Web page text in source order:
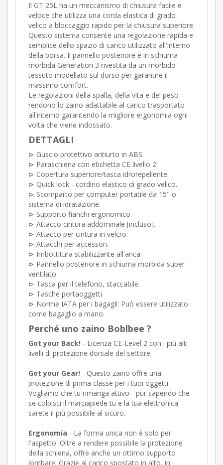
Il GT 25L ha un meccanismo di chiusura facile e
veloce che utilizza una corda elastica di grado
velico a bloccaggio rapido per la chiusura superiore.
Questo sistema consente una regolazione rapida e
semplice dello spazio di carico utilizzato all'interno
della borsa. Il pannello posteriore è in schiuma
morbida Generation 3 rivestita da un morbido
tessuto modellato sul dorso per garantire il
massimo comfort.
Le regolazioni della spalla, della vita e del peso
rendono lo zaino adattabile al carico trasportato
all'interno garantendo la migliore ergonomia ogni
volta che viene indossato.
DETTAGLI
⊳ Guscio protettivo antiurto in ABS.
⊳ Paraschiena con etichetta CE livello 2.
⊳ Copertura superiore/tasca idrorepellente.
⊳ Quick lock - cordino elastico di grado velico.
⊳ Scomparto per computer portatile da 15" o
sistema di idratazione.
⊳ Supporto fianchi ergonomico.
⊳ Attacco cintura addominale [incluso].
⊳ Attacco per cintura in velcro.
⊳ Attacchi per accessori.
⊳ Imbottitura stabilizzante all'anca.
⊳ Pannello posteriore in schiuma morbida super
ventilato.
⊳ Tasca per il telefono, staccabile.
⊳ Tasche portaoggetti.
⊳ Norme IATA per i bagagli: Può essere utilizzato
come bagaglio a mano.
Perché uno zaino Boblbee ?
Got your Back! - Licenza CE-Level 2 con i più alti
livelli di protezione dorsale del settore.
Got your Gear! - Questo zaino offre una
protezione di prima classe per i tuoi oggetti.
Vogliamo che tu rimanga attivo - pur sapendo che
se colpisci il marciapiede tu e la tua elettronica
sarete il più possibile al sicuro.
Ergonomia - La forma unica non è solo per
l'aspetto. Oltre a rendere possibile la protezione
della schiena, offre anche un ottimo supporto
lombare. Grazie al carico spostato in alto, in